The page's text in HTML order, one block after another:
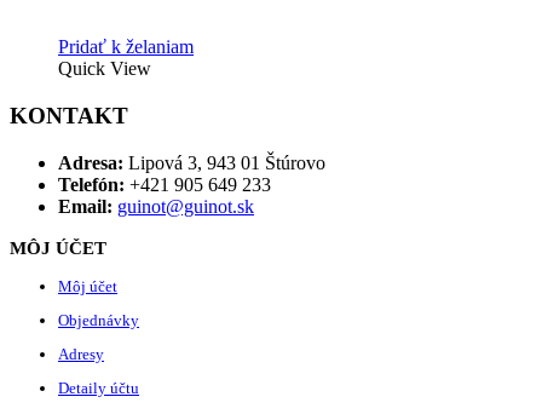
Pridať k želaniam
Quick View
KONTAKT
Adresa: Lipová 3, 943 01 Štúrovo
Telefón: +421 905 649 233
Email: guinot@guinot.sk
MÔJ ÚČET
Môj účet
Objednávky
Adresy
Detaily účtu